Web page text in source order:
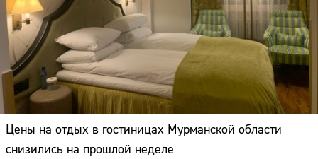
Цены на отдых в гостиницах Мурманской области
снизились на прошлой неделе